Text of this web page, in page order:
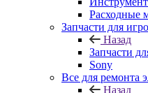
Sony
Все для ремонта
Назад
Все для
Монтажные